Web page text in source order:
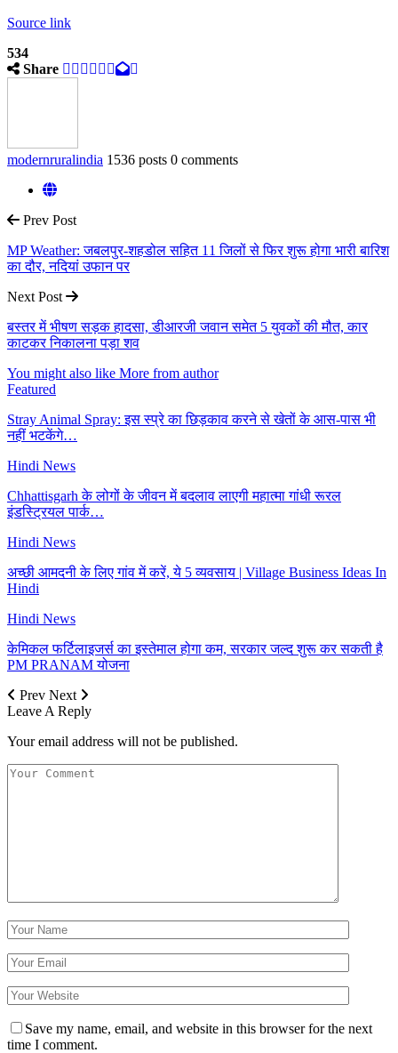
Source link
534
Share
modernruralindia 1536 posts 0 comments
Prev Post
MP Weather: जबलपुर-शहडोल सहित 11 जिलों से फिर शुरू होगा भारी बारिश
का दौर, नदियां उफान पर
Next Post
बस्तर में भीषण सड़क हादसा, डीआरजी जवान समेत 5 युवकों की मौत, कार
काटकर निकालना पड़ा शव
You might also like More from author
Featured
Stray Animal Spray: इस स्प्रे का छिड़काव करने से खेतों के आस-पास भी
नहीं भटकेंगे…
Hindi News
Chhattisgarh के लोगों के जीवन में बदलाव लाएगी महात्मा गांधी रूरल
इंडस्ट्रियल पार्क…
Hindi News
अच्छी आमदनी के लिए गांव में करें, ये 5 व्यवसाय | Village Business Ideas In
Hindi
Hindi News
केमिकल फर्टिलाइजर्स का इस्तेमाल होगा कम, सरकार जल्द शुरू कर सकती है
PM PRANAM योजना
Prev Next
Leave A Reply
Your email address will not be published.
Save my name, email, and website in this browser for the next
time I comment.